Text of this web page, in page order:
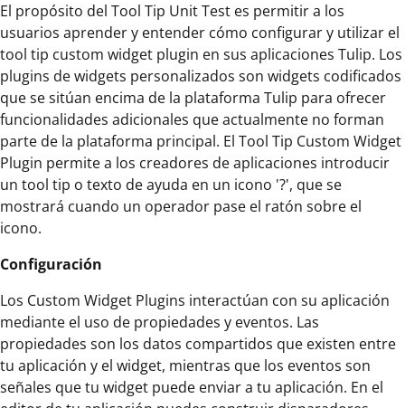
El propósito del Tool Tip Unit Test es permitir a los
usuarios aprender y entender cómo configurar y utilizar el
tool tip custom widget plugin en sus aplicaciones Tulip. Los
plugins de widgets personalizados son widgets codificados
que se sitúan encima de la plataforma Tulip para ofrecer
funcionalidades adicionales que actualmente no forman
parte de la plataforma principal. El Tool Tip Custom Widget
Plugin permite a los creadores de aplicaciones introducir
un tool tip o texto de ayuda en un icono '?', que se
mostrará cuando un operador pase el ratón sobre el
icono.
Configuración
Los Custom Widget Plugins interactúan con su aplicación
mediante el uso de propiedades y eventos. Las
propiedades son los datos compartidos que existen entre
tu aplicación y el widget, mientras que los eventos son
señales que tu widget puede enviar a tu aplicación. En el